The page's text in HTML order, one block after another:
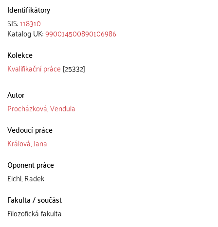
Identifikátory
SIS:118310
Katalog UK:990014500890106986
Kolekce
Kvalifikační práce [25332]
Autor
Procházková, Vendula
Vedoucí práce
Králová, Jana
Oponent práce
Eichl, Radek
Fakulta / součást
Filozofická fakulta